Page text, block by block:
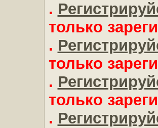
.
только
.
только
.
только
.